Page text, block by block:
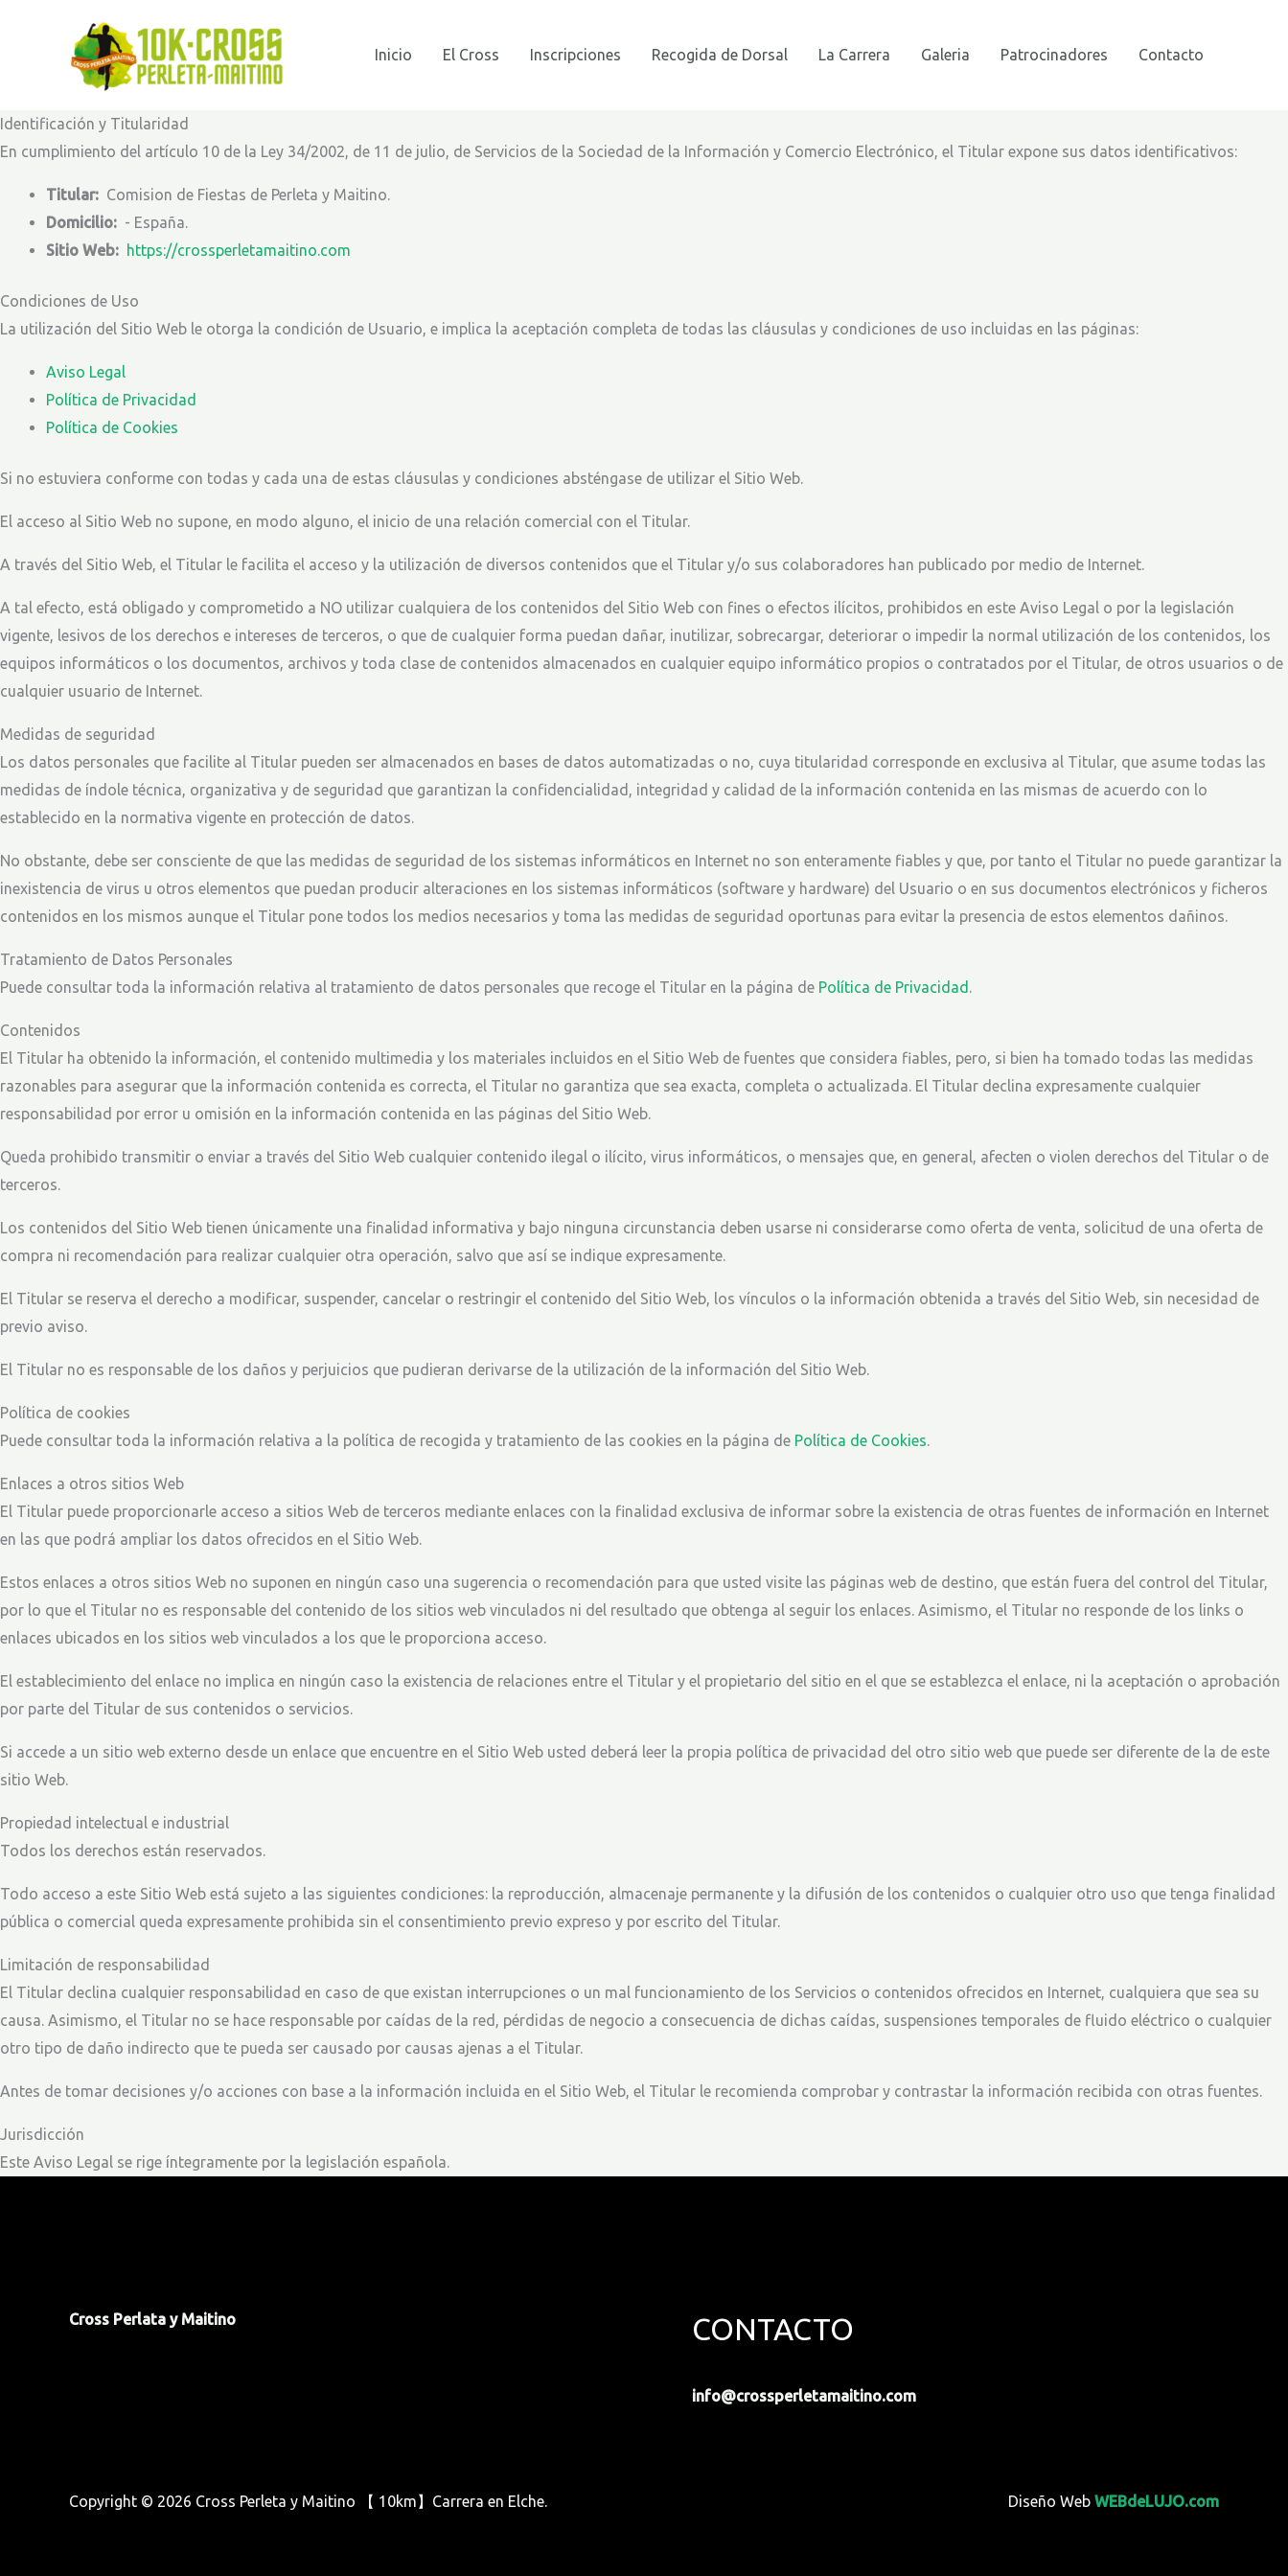
Inicio El Cross Inscripciones Recogida de Dorsal La Carrera Galeria Patrocinadores Contacto
Identificación y Titularidad
En cumplimiento del artículo 10 de la Ley 34/2002, de 11 de julio, de Servicios de la Sociedad de la Información y Comercio Electrónico, el Titular expone sus datos identificativos:
Titular: Comision de Fiestas de Perleta y Maitino.
Domicilio: - España.
Sitio Web: https://crossperletamaitino.com
Condiciones de Uso
La utilización del Sitio Web le otorga la condición de Usuario, e implica la aceptación completa de todas las cláusulas y condiciones de uso incluidas en las páginas:
Aviso Legal
Política de Privacidad
Política de Cookies
Si no estuviera conforme con todas y cada una de estas cláusulas y condiciones absténgase de utilizar el Sitio Web.
El acceso al Sitio Web no supone, en modo alguno, el inicio de una relación comercial con el Titular.
A través del Sitio Web, el Titular le facilita el acceso y la utilización de diversos contenidos que el Titular y/o sus colaboradores han publicado por medio de Internet.
A tal efecto, está obligado y comprometido a NO utilizar cualquiera de los contenidos del Sitio Web con fines o efectos ilícitos, prohibidos en este Aviso Legal o por la legislación
vigente, lesivos de los derechos e intereses de terceros, o que de cualquier forma puedan dañar, inutilizar, sobrecargar, deteriorar o impedir la normal utilización de los contenidos, los
equipos informáticos o los documentos, archivos y toda clase de contenidos almacenados en cualquier equipo informático propios o contratados por el Titular, de otros usuarios o de
cualquier usuario de Internet.
Medidas de seguridad
Los datos personales que facilite al Titular pueden ser almacenados en bases de datos automatizadas o no, cuya titularidad corresponde en exclusiva al Titular, que asume todas las
medidas de índole técnica, organizativa y de seguridad que garantizan la confidencialidad, integridad y calidad de la información contenida en las mismas de acuerdo con lo
establecido en la normativa vigente en protección de datos.
No obstante, debe ser consciente de que las medidas de seguridad de los sistemas informáticos en Internet no son enteramente fiables y que, por tanto el Titular no puede garantizar la
inexistencia de virus u otros elementos que puedan producir alteraciones en los sistemas informáticos (software y hardware) del Usuario o en sus documentos electrónicos y ficheros
contenidos en los mismos aunque el Titular pone todos los medios necesarios y toma las medidas de seguridad oportunas para evitar la presencia de estos elementos dañinos.
Tratamiento de Datos Personales
Puede consultar toda la información relativa al tratamiento de datos personales que recoge el Titular en la página de Política de Privacidad .
Contenidos
El Titular ha obtenido la información, el contenido multimedia y los materiales incluidos en el Sitio Web de fuentes que considera fiables, pero, si bien ha tomado todas las medidas
razonables para asegurar que la información contenida es correcta, el Titular no garantiza que sea exacta, completa o actualizada. El Titular declina expresamente cualquier
responsabilidad por error u omisión en la información contenida en las páginas del Sitio Web.
Queda prohibido transmitir o enviar a través del Sitio Web cualquier contenido ilegal o ilícito, virus informáticos, o mensajes que, en general, afecten o violen derechos del Titular o de
terceros.
Los contenidos del Sitio Web tienen únicamente una finalidad informativa y bajo ninguna circunstancia deben usarse ni considerarse como oferta de venta, solicitud de una oferta de
compra ni recomendación para realizar cualquier otra operación, salvo que así se indique expresamente.
El Titular se reserva el derecho a modificar, suspender, cancelar o restringir el contenido del Sitio Web, los vínculos o la información obtenida a través del Sitio Web, sin necesidad de
previo aviso.
El Titular no es responsable de los daños y perjuicios que pudieran derivarse de la utilización de la información del Sitio Web.
Política de cookies
Puede consultar toda la información relativa a la política de recogida y tratamiento de las cookies en la página de Política de Cookies.
Enlaces a otros sitios Web
El Titular puede proporcionarle acceso a sitios Web de terceros mediante enlaces con la finalidad exclusiva de informar sobre la existencia de otras fuentes de información en Internet
en las que podrá ampliar los datos ofrecidos en el Sitio Web.
Estos enlaces a otros sitios Web no suponen en ningún caso una sugerencia o recomendación para que usted visite las páginas web de destino, que están fuera del control del Titular,
por lo que el Titular no es responsable del contenido de los sitios web vinculados ni del resultado que obtenga al seguir los enlaces. Asimismo, el Titular no responde de los links o
enlaces ubicados en los sitios web vinculados a los que le proporciona acceso.
El establecimiento del enlace no implica en ningún caso la existencia de relaciones entre el Titular y el propietario del sitio en el que se establezca el enlace, ni la aceptación o aprobación
por parte del Titular de sus contenidos o servicios.
Si accede a un sitio web externo desde un enlace que encuentre en el Sitio Web usted deberá leer la propia política de privacidad del otro sitio web que puede ser diferente de la de este
sitio Web.
Propiedad intelectual e industrial
Todos los derechos están reservados.
Todo acceso a este Sitio Web está sujeto a las siguientes condiciones: la reproducción, almacenaje permanente y la difusión de los contenidos o cualquier otro uso que tenga finalidad
pública o comercial queda expresamente prohibida sin el consentimiento previo expreso y por escrito del Titular.
Limitación de responsabilidad
El Titular declina cualquier responsabilidad en caso de que existan interrupciones o un mal funcionamiento de los Servicios o contenidos ofrecidos en Internet, cualquiera que sea su
causa. Asimismo, el Titular no se hace responsable por caídas de la red, pérdidas de negocio a consecuencia de dichas caídas, suspensiones temporales de fluido eléctrico o cualquier
otro tipo de daño indirecto que te pueda ser causado por causas ajenas a el Titular.
Antes de tomar decisiones y/o acciones con base a la información incluida en el Sitio Web, el Titular le recomienda comprobar y contrastar la información recibida con otras fuentes.
Jurisdicción
Este Aviso Legal se rige íntegramente por la legislación española.
Cross Perlata y Maitino CONTACTO
info@crossperletamaitino.com
Copyright © 2026 Cross Perleta y Maitino 【 10km】Carrera en Elche. Diseño Web WEBdeLUJO.com